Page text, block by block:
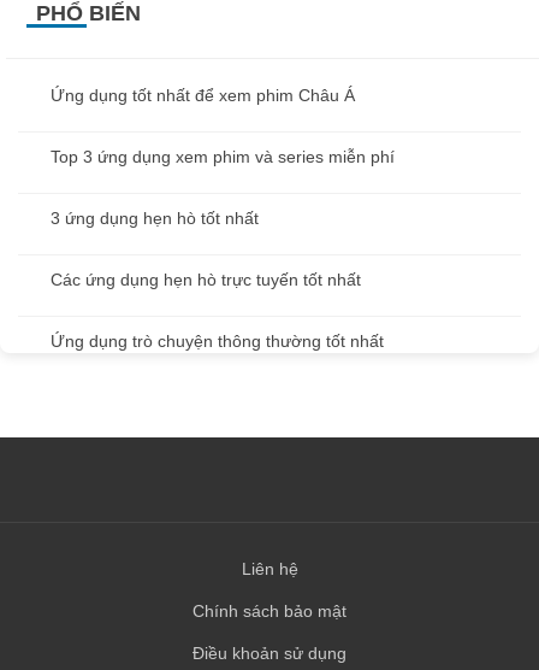
PHỔ BIẾN
Ứng dụng tốt nhất để xem phim Châu Á
Top 3 ứng dụng xem phim và series miễn phí
3 ứng dụng hẹn hò tốt nhất
Các ứng dụng hẹn hò trực tuyến tốt nhất
Ứng dụng trò chuyện thông thường tốt nhất
Liên hệ
Chính sách bảo mật
Điều khoản sử dụng